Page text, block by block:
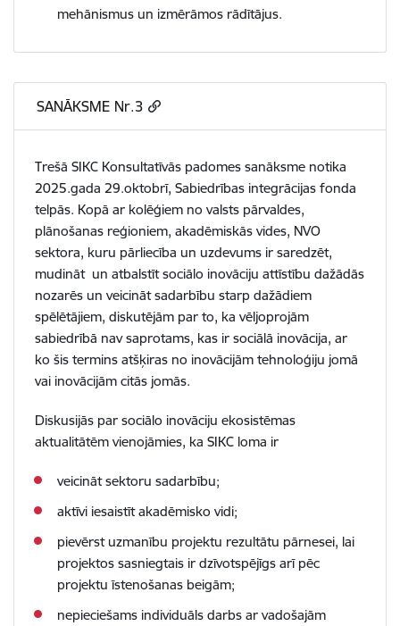
mehānismus un izmērāmos rādītājus.
SANĀKSME Nr.3
Trešā SIKC Konsultatīvās padomes sanāksme notika
2025.gada 29.oktobrī, Sabiedrības integrācijas fonda
telpās. Kopā ar kolēģiem no valsts pārvaldes,
plānošanas reģioniem, akadēmiskās vides, NVO
sektora, kuru pārliecība un uzdevums ir saredzēt,
mudināt un atbalstīt sociālo inovāciju attīstību dažādās
nozarēs un veicināt sadarbību starp dažādiem
spēlētājiem, diskutējām par to, ka vēljoprojām
sabiedrībā nav saprotams, kas ir sociālā inovācija, ar
ko šis termins atšķiras no inovācijām tehnoloģiju jomā
vai inovācijām citās jomās.
Diskusijās par sociālo inovāciju ekosistēmas
aktualitātēm vienojāmies, ka SIKC loma ir
veicināt sektoru sadarbību;
aktīvi iesaistīt akadēmisko vidi;
pievērst uzmanību projektu rezultātu pārnesei, lai
projektos sasniegtais ir dzīvotspējīgs arī pēc
projektu īstenošanas beigām;
nepieciešams individuāls darbs ar vadošajām